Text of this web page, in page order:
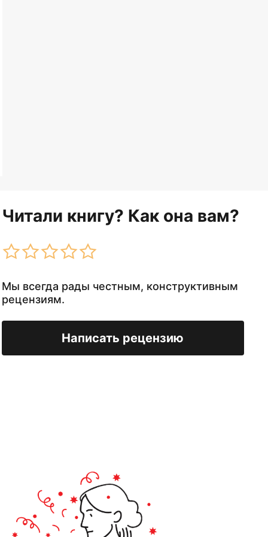
Читали книгу? Как она вам?
Мы всегда рады честным, конструктивным
рецензиям.
Написать рецензию